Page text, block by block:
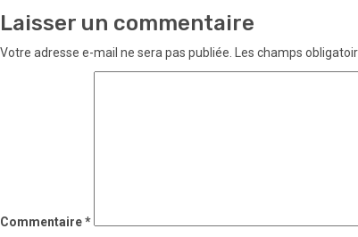
Laisser un commentaire
Votre adresse e-mail ne sera pas publiée. Les champs
Commentaire*